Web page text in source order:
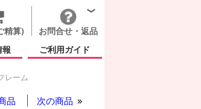
精算)
お問合せ・返品
報 ご利用ガイド
レーム
品 次の商品